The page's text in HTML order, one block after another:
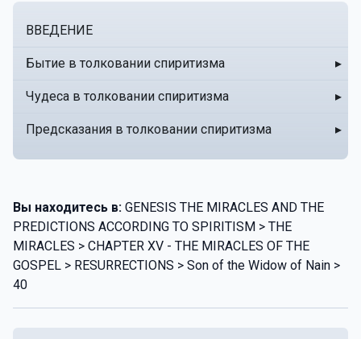
ВВЕДЕНИЕ
Бытие в толковании спиритизма ▸
Чудеса в толковании спиритизма ▸
Предсказания в толковании спиритизма ▸
Вы находитесь в: GENESIS THE MIRACLES AND THE
PREDICTIONS ACCORDING TO SPIRITISM > THE
MIRACLES > CHAPTER XV - THE MIRACLES OF THE
GOSPEL > RESURRECTIONS > Son of the Widow of Nain >
40